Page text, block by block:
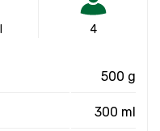
4
500 g
300 ml